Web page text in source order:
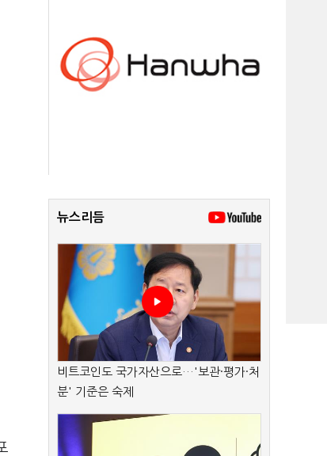
뉴스리듬
비트코인도 국가자산으로…'보관·평가·처
분' 기준은 숙제